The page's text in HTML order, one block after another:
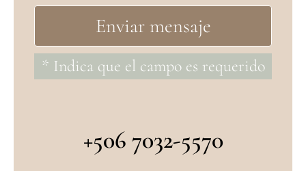
* Indica que el campo es requerido
+506 7032-5570